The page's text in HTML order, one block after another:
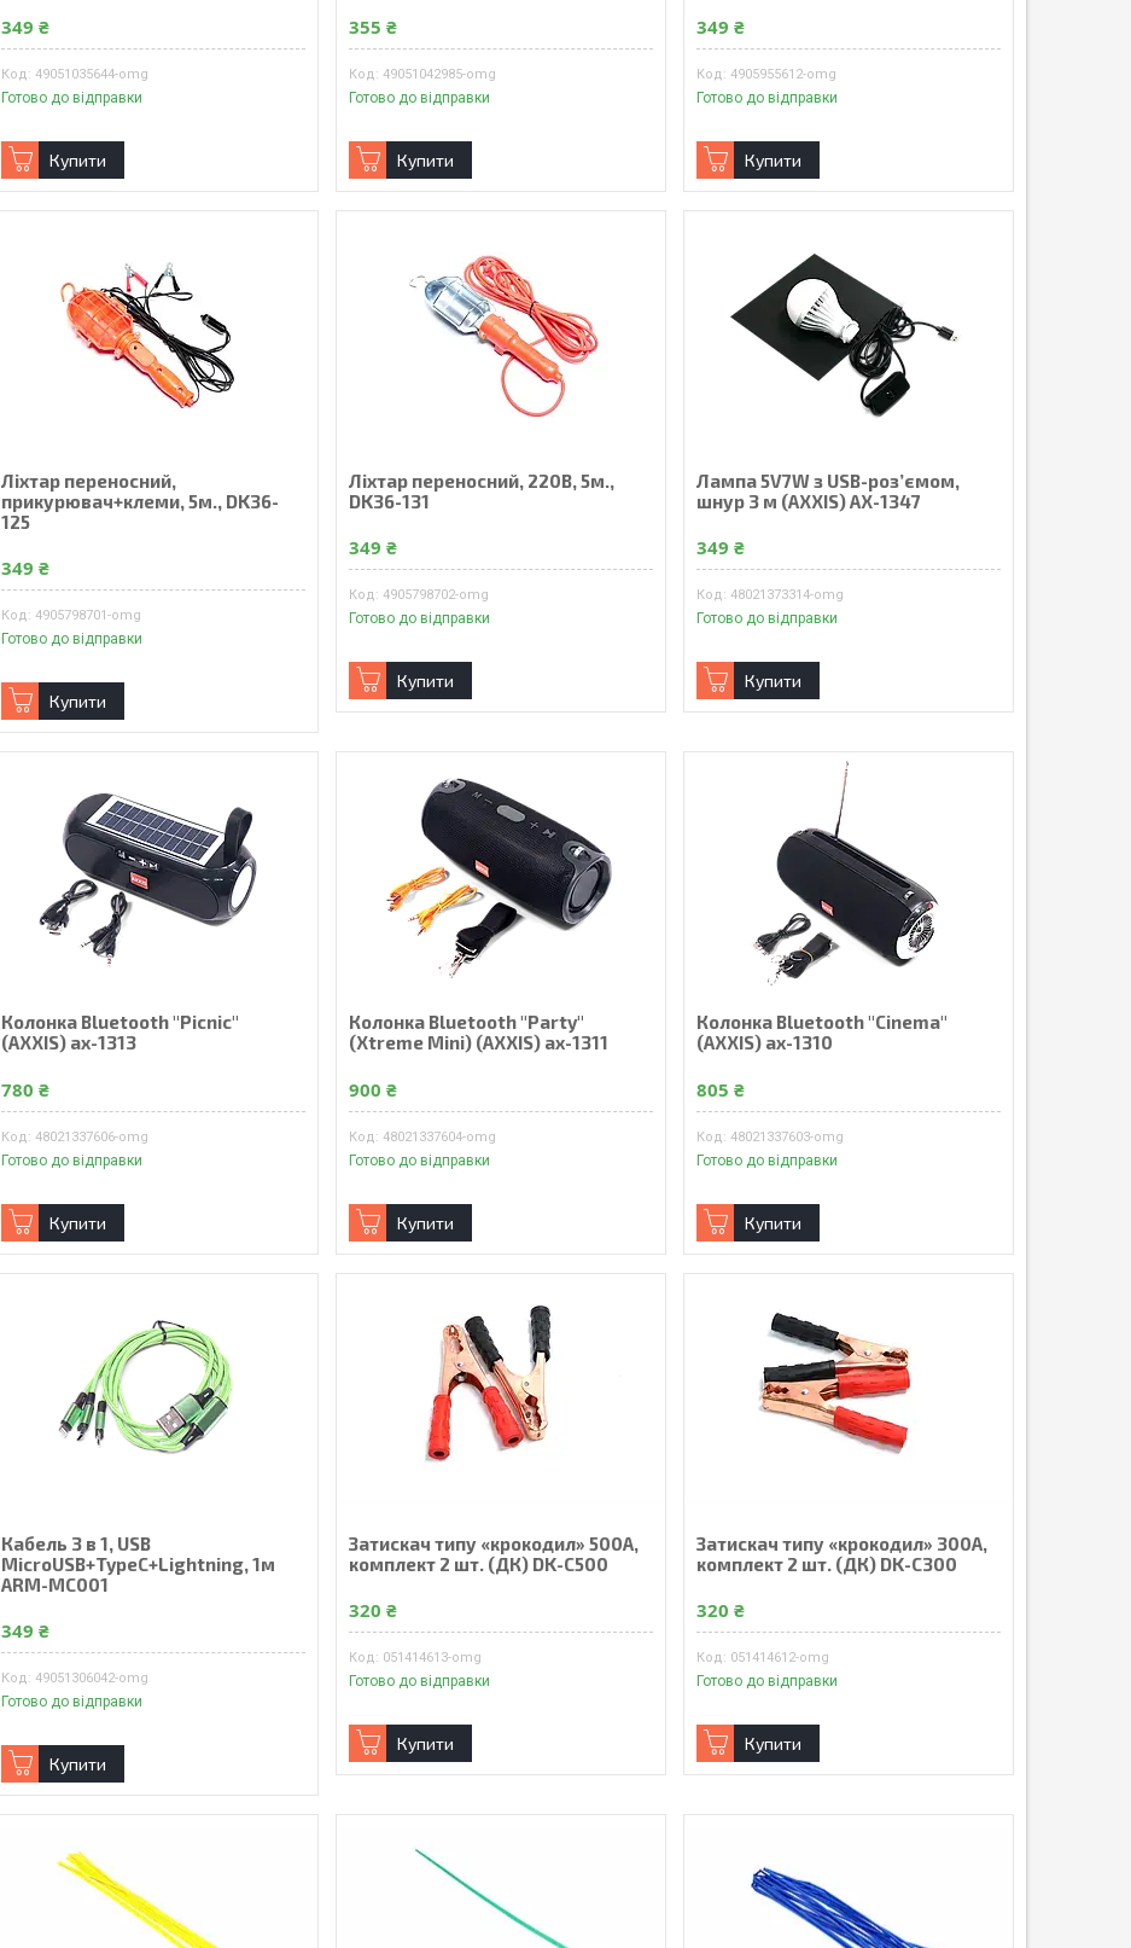
349 ₴
49051035644-omg
Готово до відправки
Купити
355 ₴
49051042985-omg
Готово до відправки
Купити
349 ₴
4905955612-omg
Готово до відправки
Купити
Ліхтар переносний,
прикурювач+клеми, 5м., DK36-
125
349 ₴
4905798701-omg
Готово до відправки
Купити
Ліхтар переносний, 220В, 5м.,
DK36-131
349 ₴
4905798702-omg
Готово до відправки
Купити
Лампа 5V7W з USB-роз’ємом,
шнур 3 м (AXXIS) AX-1347
349 ₴
48021373314-omg
Готово до відправки
Купити
Колонка Bluetooth "Picnic"
(AXXIS) ax-1313
780 ₴
48021337606-omg
Готово до відправки
Купити
Колонка Bluetooth "Party"
(Xtreme Mini) (AXXIS) ax-1311
900 ₴
48021337604-omg
Готово до відправки
Купити
Колонка Bluetooth "Сinema"
(AXXIS) ax-1310
805 ₴
48021337603-omg
Готово до відправки
Купити
Кабель 3 в 1, USB
MicroUSB+TypeC+Lightning, 1м
ARM-MC001
349 ₴
49051306042-omg
Готово до відправки
Купити
Затискач типу «крокодил» 500А,
комплект 2 шт. (ДК) DK-C500
320 ₴
051414613-omg
Готово до відправки
Купити
Затискач типу «крокодил» 300А,
комплект 2 шт. (ДК) DK-C300
320 ₴
051414612-omg
Готово до відправки
Купити